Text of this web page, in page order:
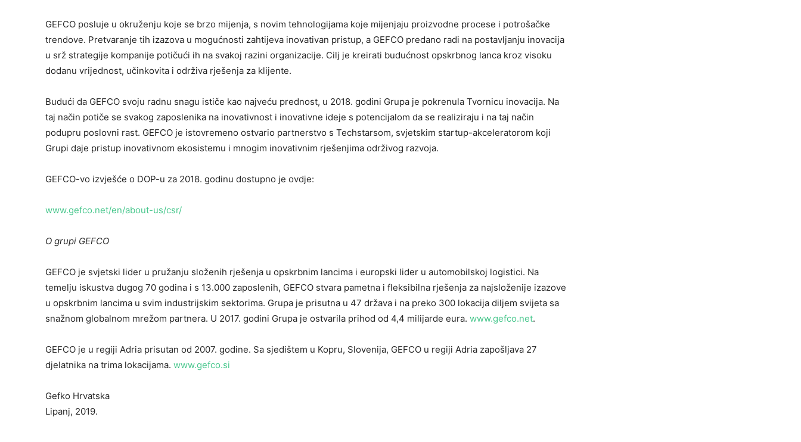
GEFCO posluje u okruženju koje se brzo mijenja, s novim tehnologijama koje mijenjaju proizvodne procese i potrošačke
trendove. Pretvaranje tih izazova u mogućnosti zahtijeva inovativan pristup, a GEFCO predano radi na postavljanju inovacija
u srž strategije kompanije potičući ih na svakoj razini organizacije. Cilj je kreirati budućnost opskrbnog lanca kroz visoku
dodanu vrijednost, učinkovita i održiva rješenja za klijente.
Budući da GEFCO svoju radnu snagu ističe kao najveću prednost, u 2018. godini Grupa je pokrenula Tvornicu inovacija. Na
taj način potiče se svakog zaposlenika na inovativnost i inovativne ideje s potencijalom da se realiziraju i na taj način
podupru poslovni rast. GEFCO je istovremeno ostvario partnerstvo s Techstarsom, svjetskim startup-akceleratorom koji
Grupi daje pristup inovativnom ekosistemu i mnogim inovativnim rješenjima održivog razvoja.
GEFCO-vo izvješće o DOP-u za 2018. godinu dostupno je ovdje:
www.gefco.net/en/about-us/csr/
O grupi GEFCO
GEFCO je svjetski lider u pružanju složenih rješenja u opskrbnim lancima i europski lider u automobilskoj logistici. Na
temelju iskustva dugog 70 godina i s 13.000 zaposlenih, GEFCO stvara pametna i fleksibilna rješenja za najsloženije izazove
u opskrbnim lancima u svim industrijskim sektorima. Grupa je prisutna u 47 država i na preko 300 lokacija diljem svijeta sa
snažnom globalnom mrežom partnera. U 2017. godini Grupa je ostvarila prihod od 4,4 milijarde eura. www.gefco.net.
GEFCO je u regiji Adria prisutan od 2007. godine. Sa sjedištem u Kopru, Slovenija, GEFCO u regiji Adria zapošljava 27
djelatnika na trima lokacijama. www.gefco.si
Gefko Hrvatska
Lipanj, 2019.